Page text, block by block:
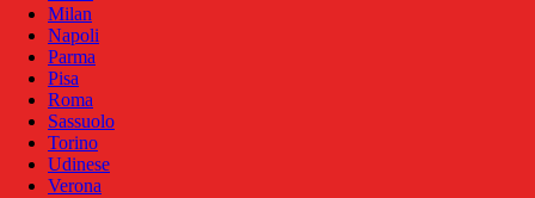
Milan
Napoli
Parma
Pisa
Roma
Sassuolo
Torino
Udinese
Verona